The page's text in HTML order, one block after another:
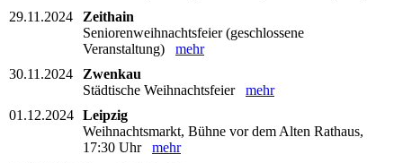
29.11.2024
Zeithain
Seniorenweihnachtsfeier (geschlossene
Veranstaltung) mehr
30.11.2024
Zwenkau
Städtische Weihnachtsfeier mehr
01.12.2024 Leipzig
Weihnachtsmarkt, Bühne vor dem Alten Rathaus,
17:30 Uhr mehr